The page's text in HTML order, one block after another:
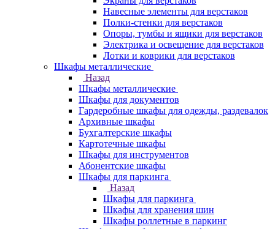
Навесные элементы для верстаков
Полки-стенки для верстаков
Опоры, тумбы и ящики для верстаков
Электрика и освещение для верстаков
Лотки и коврики для верстаков
Шкафы металлические
Назад
Шкафы металлические
Шкафы для документов
Гардеробные шкафы для одежды, раздевалок
Архивные шкафы
Бухгалтерские шкафы
Картотечные шкафы
Шкафы для инструментов
Абонентские шкафы
Шкафы для паркинга
Назад
Шкафы для паркинга
Шкафы для хранения шин
Шкафы роллетные в паркинг